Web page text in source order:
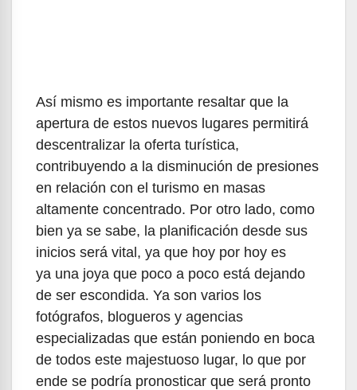
Así mismo es importante resaltar que la
apertura de estos nuevos lugares permitirá
descentralizar la oferta turística,
contribuyendo a la disminución de presiones
en relación con el turismo en masas
altamente concentrado. Por otro lado, como
bien ya se sabe, la planificación desde sus
inicios será vital, ya que hoy por hoy es
ya una joya que poco a poco está dejando
de ser escondida. Ya son varios los
fotógrafos, blogueros y agencias
especializadas que están poniendo en boca
de todos este majestuoso lugar, lo que por
ende se podría pronosticar que será pronto